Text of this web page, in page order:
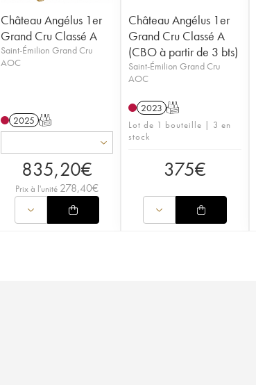
Château Angélus 1er
Grand Cru Classé A
Saint-Émilion Grand Cru
AOC
2025 T
835,20€
Prix à l'unité 278,40€
Château Angélus 1er
Grand Cru Classé A
(CBO à partir de 3 bts)
Saint-Émilion Grand Cru
AOC
2023 T
Lot de 1 bouteille | 3 en
stock
375€